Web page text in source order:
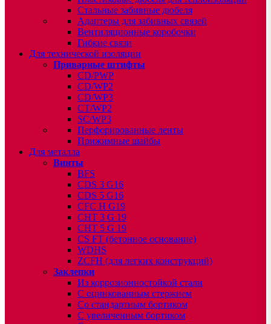
Стальные забивные дюбеля
Адаптеры для забивных связей
Вентиляционные коробочки
Гибкие связи
Для технической изоляции
Приварные штифты
CD/PWP
CD/WP2
CD/WP3
CT/WP2
SC/WP3
Перфорированные ленты
Прижимные шайбы
Для металла
Винты
BFS
CDS 3 G16
CDS 5 G16
CFC H G19
CHT 3 G 19
CHT 5 G 19
CS FT (бетонное основание)
WDHS
ZCFH (для легких конструкций)
Заклепки
Из коррозионностойкой стали
С оцинкованным стержнем
Со стандартным бортиком
С увеличенным бортиком